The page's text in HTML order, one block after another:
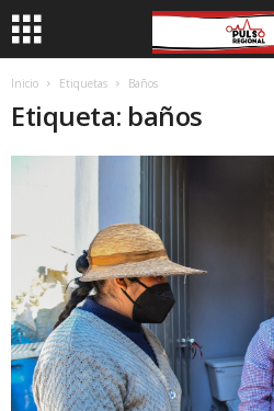
Inicio Etiquetas Baños
Etiqueta: baños